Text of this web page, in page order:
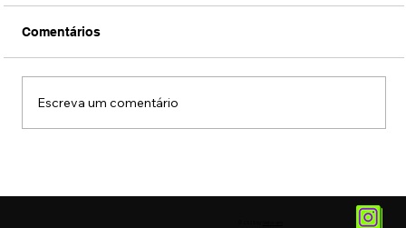
Comentários
Escreva um comentário